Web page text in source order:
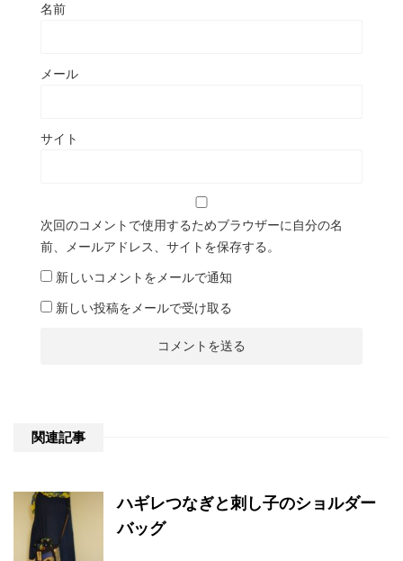
名前
メール
サイト
次回のコメントで使用するためブラウザーに自分の名
前、メールアドレス、サイトを保存する。
新しいコメントをメールで通知
新しい投稿をメールで受け取る
関連記事
ハギレつなぎと刺し子のショルダー
バッグ